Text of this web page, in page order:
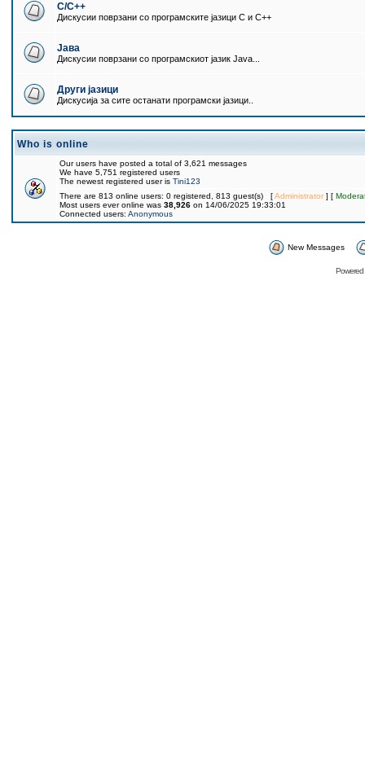
C/C++
Дискусии поврзани со програмските јазици C и C++
Јава
Дискусии поврзани со програмскиот јазик Java...
Други јазици
Дискусија за сите останати програмски јазици..
Who is online
Our users have posted a total of 3,621 messages
We have 5,751 registered users
The newest registered user is Tini123
There are 813 online users: 0 registered, 813 guest(s) [Administrator] [
Most users ever online was 38,926 on 14/06/2025 19:33:01
Connected users: Anonymous
New Messages